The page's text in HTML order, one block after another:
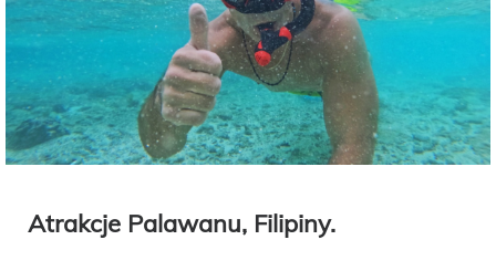
Atrakcje Palawanu, Filipiny.